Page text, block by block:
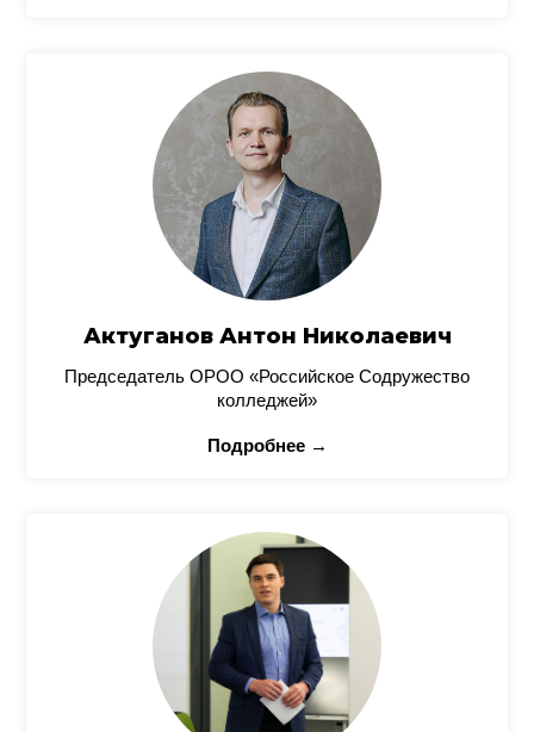
Актуганов Антон Николаевич
Председатель ОРОО «Российское Содружество
колледжей»
Подробнее →